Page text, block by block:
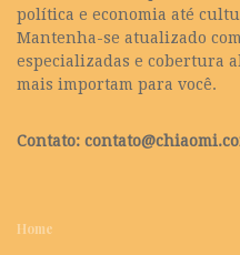
política e economia até
Mantenha-se atualizado
especializadas e cobertura
mais importam para você.
Contato:
Home